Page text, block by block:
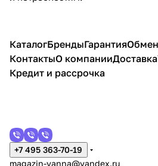
КаталогБрендыГарантия
КонтактыО компанииДоставка
Кредит и рассрочка
+7 495 363-70-19
magazin-vanna@yandex.ru